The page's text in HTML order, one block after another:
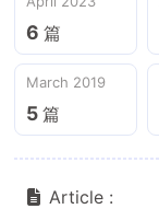
1篇
6 篇
March 2019
5 篇
Article :